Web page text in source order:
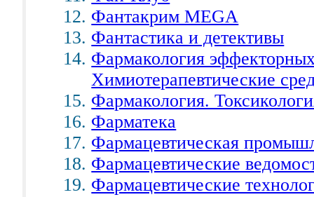
Фантакрим MEGA
Фантастика и детективы
Фармакология
Химиотерапевтические
Фармакология.
Фарматека
Фармацевтическая
Фармацевтические
Фармацевтические